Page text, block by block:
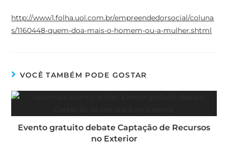
http://www1.folha.uol.com.br/empreendedorsocial/coluna
s/1160448-quem-doa-mais-o-homem-ou-a-mulher.shtml
VOCÊ TAMBÉM PODE GOSTAR
Evento gratuito debate Captação de Recursos
no Exterior